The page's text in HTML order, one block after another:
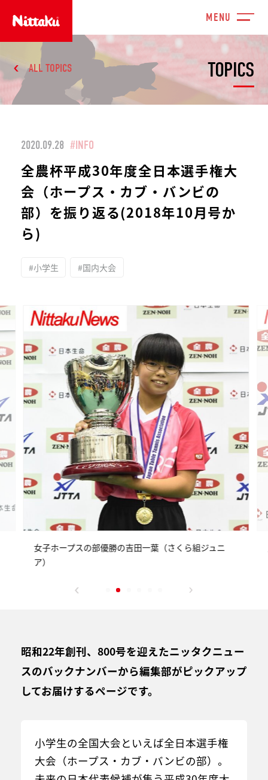
TOPICS
ALL TOPICS
2020.09.28 #INFO
全農杯平成30年度全日本選手権大
会（ホープス・カブ・バンビの
部）を振り返る(2018年10月号か
ら)
#小学生 #国内大会
女子ホープスの部優勝の吉田一葉（さくら組ジュニ
ア）
昭和22年創刊、800号を迎えたニッタクニュー
スのバックナンバーから編集部がピックアップ
してお届けするページです。
小学生の全国大会といえば全日本選手権
大会（ホープス・カブ・バンビの部）。